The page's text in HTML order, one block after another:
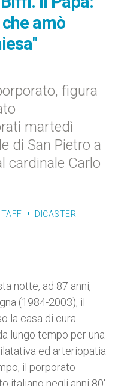
amò
figura
martedì
di San Pietro a
cardinale Carlo
DICASTERI
notte, ad 87 anni,
(1984-2003), il
la casa di cura
lungo tempo per una
ed arteriopatia
il porporato –
italiano negli anni 80′